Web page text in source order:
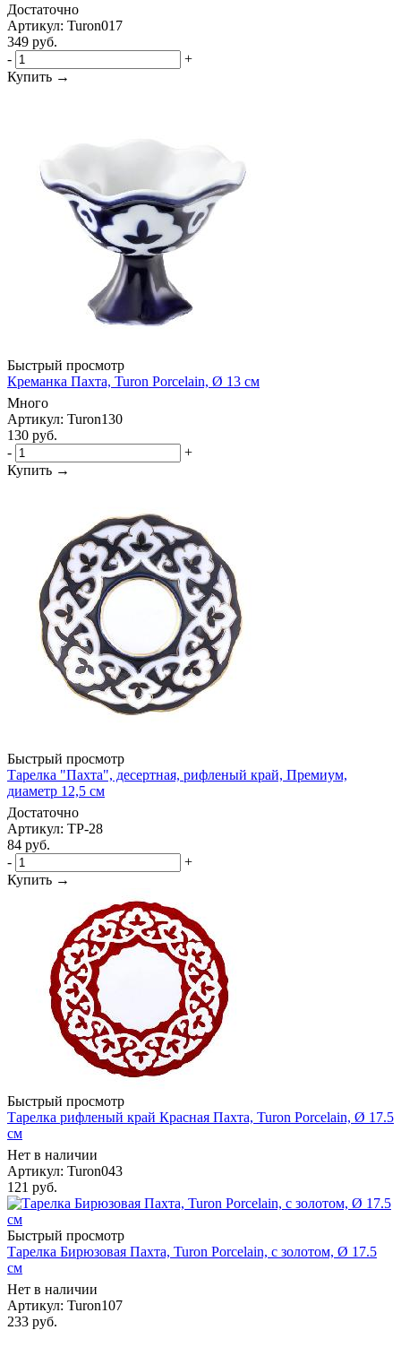
Достаточно
Артикул: Turon017
349 руб.
-
+
Купить →
Быстрый просмотр
Креманка Пахта, Turon Porcelain, Ø 13 см
Много
Артикул: Turon130
130 руб.
-
+
Купить →
Быстрый просмотр
Тарелка "Пахта", десертная, рифленый край, Премиум,
диаметр 12,5 см
Достаточно
Артикул: TP-28
84 руб.
-
+
Купить →
Быстрый просмотр
Тарелка рифленый край Красная Пахта, Turon Porcelain, Ø 17.5
см
Нет в наличии
Артикул: Turon043
121 руб.
Быстрый просмотр
Тарелка Бирюзовая Пахта, Turon Porcelain, с золотом, Ø 17.5
см
Нет в наличии
Артикул: Turon107
233 руб.